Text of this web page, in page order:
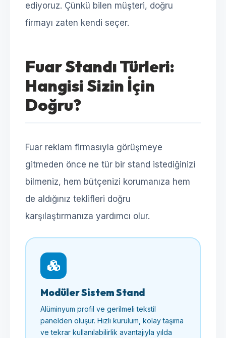
ediyoruz. Çünkü bilen müşteri, doğru
firmayı zaten kendi seçer.
Fuar Standı Türleri:
Hangisi Sizin İçin
Doğru?
Fuar reklam firmasıyla görüşmeye
gitmeden önce ne tür bir stand istediğinizi
bilmeniz, hem bütçenizi korumanıza hem
de aldığınız teklifleri doğru
karşılaştırmanıza yardımcı olur.
Modüler Sistem Stand
Alüminyum profil ve gerilmeli tekstil
panelden oluşur. Hızlı kurulum, kolay taşıma
ve tekrar kullanılabilirlik avantajıyla yılda